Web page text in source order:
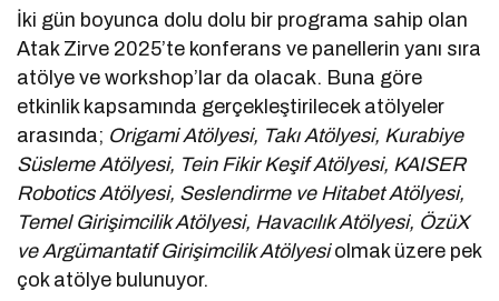
İki gün boyunca dolu dolu bir programa sahip olan
Atak Zirve 2025’te konferans ve panellerin yanı sıra
atölye ve workshop’lar da olacak. Buna göre
etkinlik kapsamında gerçekleştirilecek atölyeler
arasında; Origami Atölyesi, Takı Atölyesi, Kurabiye
Süsleme Atölyesi, Tein Fikir Keşif Atölyesi, KAISER
Robotics Atölyesi, Seslendirme ve Hitabet Atölyesi,
Temel Girişimcilik Atölyesi, Havacılık Atölyesi, ÖzüX
ve Argümantatif Girişimcilik Atölyesiolmak üzere pek
çok atölye bulunuyor.